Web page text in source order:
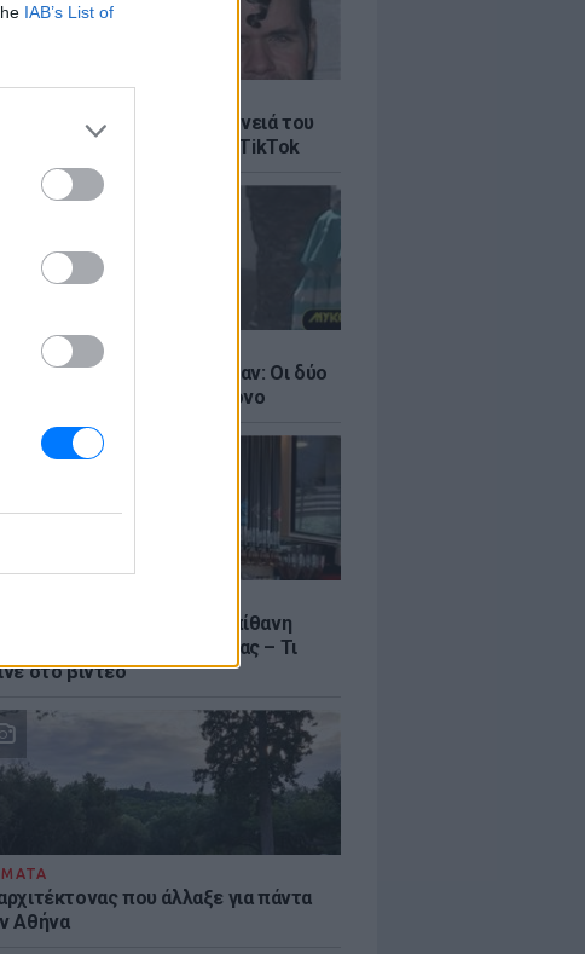
IAB’s List of
Χίλτον: Τι λέει η οικογένειά του
το σοκαριστικό live στο TikTok
Σαλντάνα και Νικόλ Κίντμαν: Οι δύο
του Χόλιγουντ στη Μύκονο
Γιώργος Μανίκας έστησε απίθανη
σε υπάλληλο καφετέριας – Τι
στο βίντεο
που άλλαξε για πάντα
Αθήνα